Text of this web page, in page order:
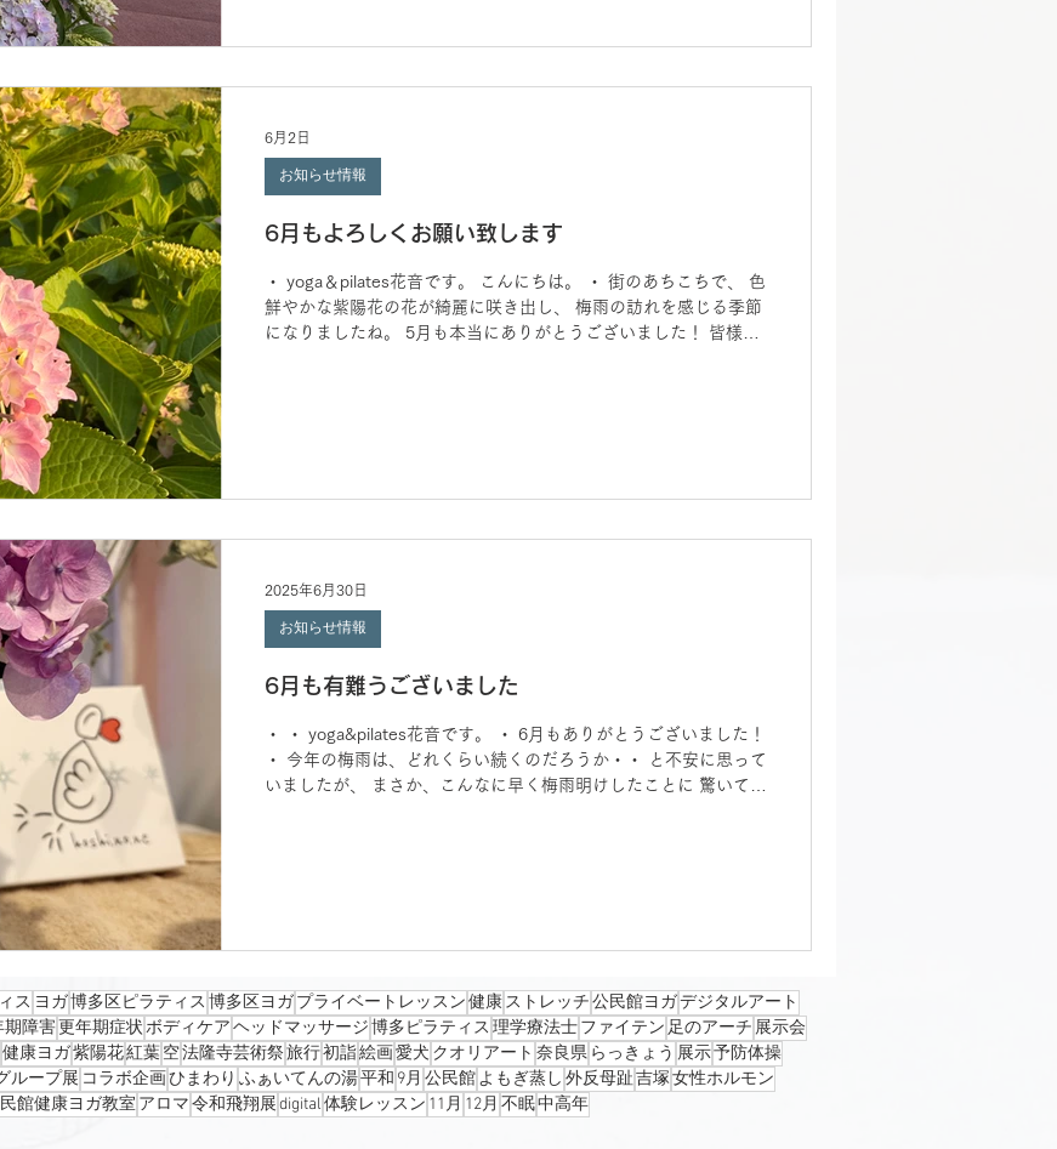
6月もよろしくお願い致します
・ yoga＆pilates花音です。 こんにちは。 ・ 街のあちこちで、 色
鮮やかな紫陽花の花が綺麗に咲き出し、 梅雨の訪れを感じる季節
になりましたね。 5月も本当にありがとうございました！ 皆様と
じることがあるのではないでしょうか？ ・ そんな時こそ、 ヨガ
ょう。 ・ 自律神経のバランスを整え、 心と体を内側から スッキ
リとリフレッシュさせることができますよ。 ・ 雨の季節も、紫陽
花のようにしっとりと美しく、 ご自身の心と体を労わる時間を大
お知らせ情報
6月2日
6月も有難うございました
・ ・ yoga&pilates花音です。 ・ 6月もありがとうございました！
・ 今年の梅雨は、どれくらい続くのだろうか・・ と不安に思って
いましたが、 まさか、こんなに早く梅雨明けしたことに 驚いてい
お知らせ情報
2025年6月30日
ス ヨガ博多区ピラティス 博多区ヨガプライベートレッスン健康ストレッチ公民館ヨガデジタルアート
期障害更年期症状ボディケアヘッドマッサージ博多ピラティス 理学療法士ファイテン足のアーチ展示会
健康ヨガ紫陽花紅葉空法隆寺芸術祭旅行初詣絵画愛犬 クオリアート 奈良県 らっきょう 展示予防体操
ループ展 コラボ企画ひまわり ふぁいてんの湯平和 9月 公民館よもぎ蒸し 外反母趾吉塚女性ホルモン
館健康ヨガ教室アロマ令和飛翔展digital体験レッスン 11月 12月 不眠中高年